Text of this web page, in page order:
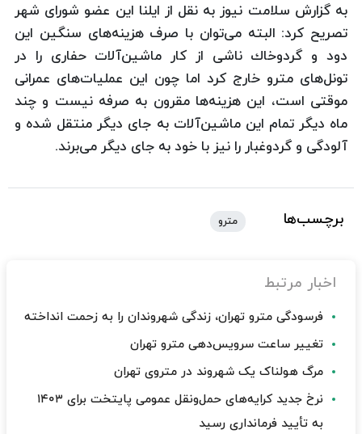
به گزارش سلامت نیوز به نقل از ایلنا این عضو شورای شهر
تصریح كرد: البته می‌توان با صرف هزینه‌های سنگین این
دود و گردوخاك ناشی از كار ماشین‌آلات حفاری را در
تونل‌های مترو خارج كرد اما چون این عملیات‌های عمرانی
موقتی است، این هزینه‌ها مقرون به صرفه نیست و چند
ماه دیگر تمام این ماشین‌آلات به جای دیگر منتقل شده و
آلودگی و گردوغبار را نیز با خود به جای دیگر می‌برند.
برچسب‌ها مترو
اخبار مرتبط
فرسودگی مترو تهران، زندگی شهروندان را به زحمت انداخته
تغییر ساعت سرویس‌دهی مترو تهران
مرگ هولناک یک شهروند در متروی تهران
نرخ جدید کرایه‌های حمل‌ونقل عمومی پایتخت برای ۱۴۰۳
به تأیید فرمانداری رسید